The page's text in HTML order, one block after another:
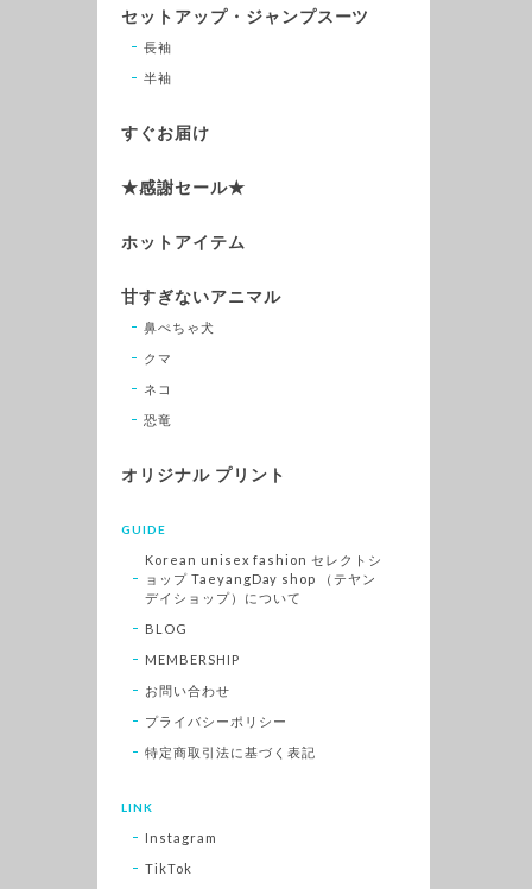
セットアップ・ジャンプスーツ
長袖
半袖
すぐお届け
★感謝セール★
ホットアイテム
甘すぎないアニマル
鼻ぺちゃ犬
クマ
ネコ
恐竜
オリジナル プリント
GUIDE
Korean unisex fashion セレクトシ
ョップ TaeyangDay shop （テヤン
デイショップ）について
BLOG
MEMBERSHIP
お問い合わせ
プライバシーポリシー
特定商取引法に基づく表記
LINK
Instagram
TikTok